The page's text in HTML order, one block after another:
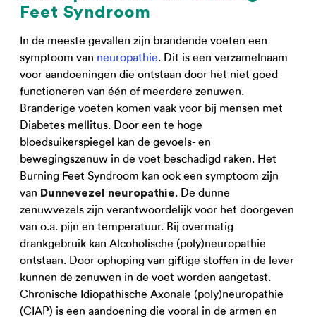
Feet Syndroom
In de meeste gevallen zijn brandende voeten een
symptoom van neuropathie. Dit is een verzamelnaam
voor aandoeningen die ontstaan door het niet goed
functioneren van één of meerdere zenuwen.
Branderige voeten komen vaak voor bij mensen met
Diabetes mellitus. Door een te hoge
bloedsuikerspiegel kan de gevoels- en
bewegingszenuw in de voet beschadigd raken. Het
Burning Feet Syndroom kan ook een symptoom zijn
van Dunnevezel neuropathie. De dunne
zenuwvezels zijn verantwoordelijk voor het doorgeven
van o.a. pijn en temperatuur. Bij overmatig
drankgebruik kan Alcoholische (poly)neuropathie
ontstaan. Door ophoping van giftige stoffen in de lever
kunnen de zenuwen in de voet worden aangetast.
Chronische Idiopathische Axonale (poly)neuropathie
(CIAP) is een aandoening die vooral in de armen en